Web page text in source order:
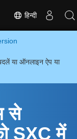
हिन्दी
या ऑनलाइन ऐप या
से
SXC में